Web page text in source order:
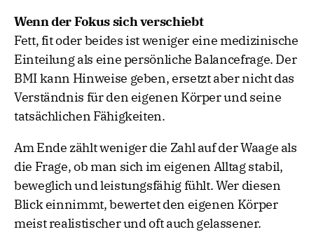
Wenn der Fokus sich verschiebt
Fett, fit oder beides ist weniger eine medizinische
Einteilung als eine persönliche Balancefrage. Der
BMI kann Hinweise geben, ersetzt aber nicht das
Verständnis für den eigenen Körper und seine
tatsächlichen Fähigkeiten.
Am Ende zählt weniger die Zahl auf der Waage als
die Frage, ob man sich im eigenen Alltag stabil,
beweglich und leistungsfähig fühlt. Wer diesen
Blick einnimmt, bewertet den eigenen Körper
meist realistischer und oft auch gelassener.